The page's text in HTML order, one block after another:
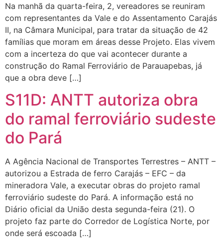
Na manhã da quarta-feira, 2, vereadores se reuniram
com representantes da Vale e do Assentamento Carajás
II, na Câmara Municipal, para tratar da situação de 42
famílias que moram em áreas desse Projeto. Elas vivem
com a incerteza do que vai acontecer durante a
construção do Ramal Ferroviário de Parauapebas, já
que a obra deve […]
S11D: ANTT autoriza obra
do ramal ferroviário sudeste
do Pará
A Agência Nacional de Transportes Terrestres – ANTT –
autorizou a Estrada de ferro Carajás – EFC – da
mineradora Vale, a executar obras do projeto ramal
ferroviário sudeste do Pará. A informação está no
Diário oficial da União desta segunda-feira (21). O
projeto faz parte do Corredor de Logística Norte, por
onde será escoada […]